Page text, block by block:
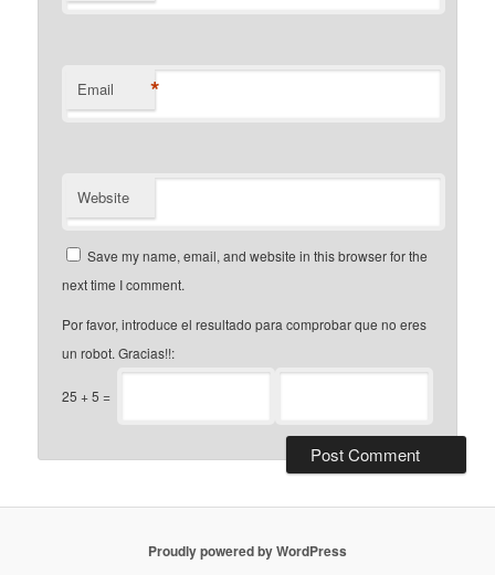
Email *
Website
Save my name, email, and website in this browser for the
next time I comment.
Por favor, introduce el resultado para comprobar que no eres
un robot. Gracias!!:
25 +5 =
Proudly powered by WordPress